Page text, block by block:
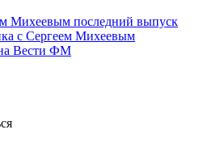
с Сергеем Михеевым
Вести ФМ